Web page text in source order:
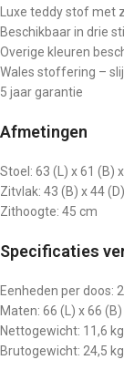
Luxe teddy stof met
Beschikbaar in drie
Overige kleuren
Wales stoffering –
5 jaar garantie
Afmetingen
Stoel: 63 (L) x 61 (B)
Zitvlak: 43 (B) x 44
Zithoogte: 45 cm
Specificaties
Eenheden per doos:
Maten: 66 (L) x 66
Nettogewicht: 11,6
Brutogewicht: 24,5